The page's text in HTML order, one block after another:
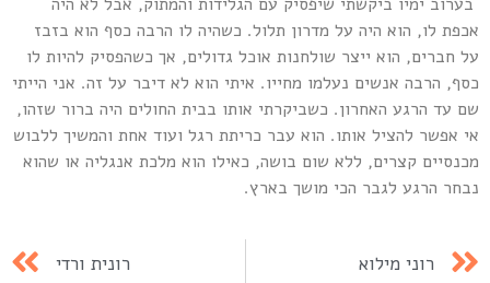
לו, הוא היה על מדרון תלול. כשהיה לו הרבה כסף הוא בזבז
חברים, הוא ייצר שולחנות אוכל גדולים, אך כשהפסיק להיות לו
הרבה אנשים נעלמו מחייו. איתי הוא לא דיבר על זה. אני הייתי
עד הרגע האחרון. כשביקרתי אותו בבית החולים היה ברור שזהו,
אפשר להציל אותו. הוא עבר כריתת רגל ועוד אחת והמשיך ללבוש
קצרים, ללא שום בושה, כאילו הוא מלכת אנגליה או שהוא
הרגע לגבר הכי מושך בארץ.
רוני מילוא רונית ורדי